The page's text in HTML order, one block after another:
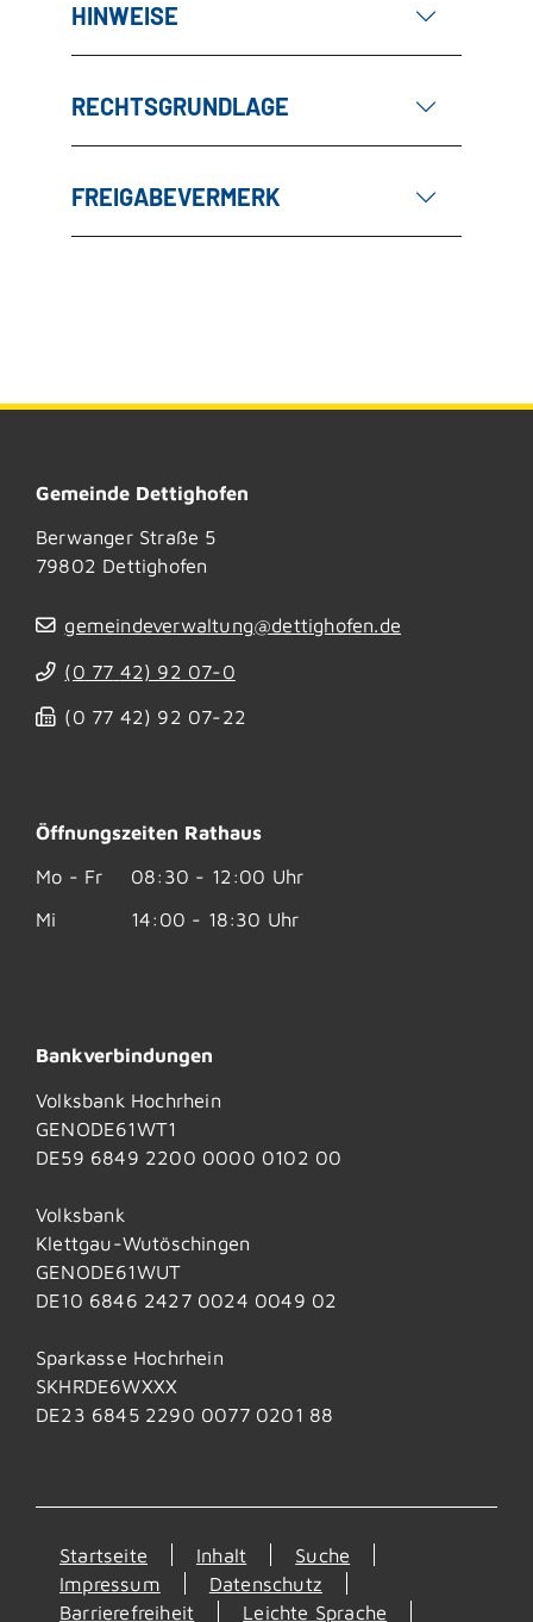
HINWEISE
RECHTSGRUNDLAGE
FREIGABEVERMERK
Gemeinde Dettighofen
Berwanger Straße 5
79802 Dettighofen
gemeindeverwaltung@dettighofen.de
(0 77 42) 92 07-0
(0 77 42) 92 07-22
Öffnungszeiten Rathaus
Mo - Fr
08:30 - 12:00 Uhr
Mi
14:00 - 18:30 Uhr
Bankverbindungen
Volksbank Hochrhein
GENODE61WT1
DE59 6849 2200 0000 0102 00
Volksbank
Klettgau-Wutöschingen
GENODE61WUT
DE10 6846 2427 0024 0049 02
Sparkasse Hochrhein
SKHRDE6WXXX
DE23 6845 2290 0077 0201 88
Startseite Inhalt
Suche
Impressum
Datenschutz
Barrierefreiheit
Leichte Sprache